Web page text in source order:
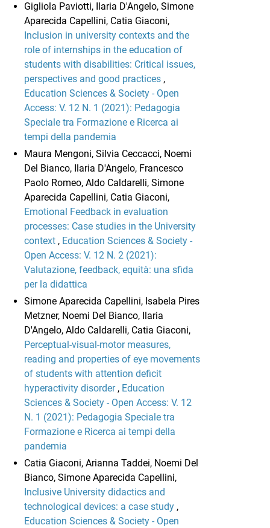
Gigliola Paviotti, Ilaria D'Angelo, Simone
Aparecida Capellini, Catia Giaconi,
Inclusion in university contexts and the
role of internships in the education of
students with disabilities: Critical issues,
perspectives and good practices ,
Education Sciences & Society - Open
Access: V. 12 N. 1 (2021): Pedagogia
Speciale tra Formazione e Ricerca ai
tempi della pandemia
Maura Mengoni, Silvia Ceccacci, Noemi
Del Bianco, Ilaria D'Angelo, Francesco
Paolo Romeo, Aldo Caldarelli, Simone
Aparecida Capellini, Catia Giaconi,
Emotional Feedback in evaluation
processes: Case studies in the University
context , Education Sciences & Society -
Open Access: V. 12 N. 2 (2021):
Valutazione, feedback, equità: una sfida
per la didattica
Simone Aparecida Capellini, Isabela Pires
Metzner, Noemi Del Bianco, Ilaria
D'Angelo, Aldo Caldarelli, Catia Giaconi,
Perceptual-visual-motor measures,
reading and properties of eye movements
of students with attention deficit
hyperactivity disorder , Education
Sciences & Society - Open Access: V. 12
N. 1 (2021): Pedagogia Speciale tra
Formazione e Ricerca ai tempi della
pandemia
Catia Giaconi, Arianna Taddei, Noemi Del
Bianco, Simone Aparecida Capellini,
Inclusive University didactics and
technological devices: a case study ,
Education Sciences & Society - Open